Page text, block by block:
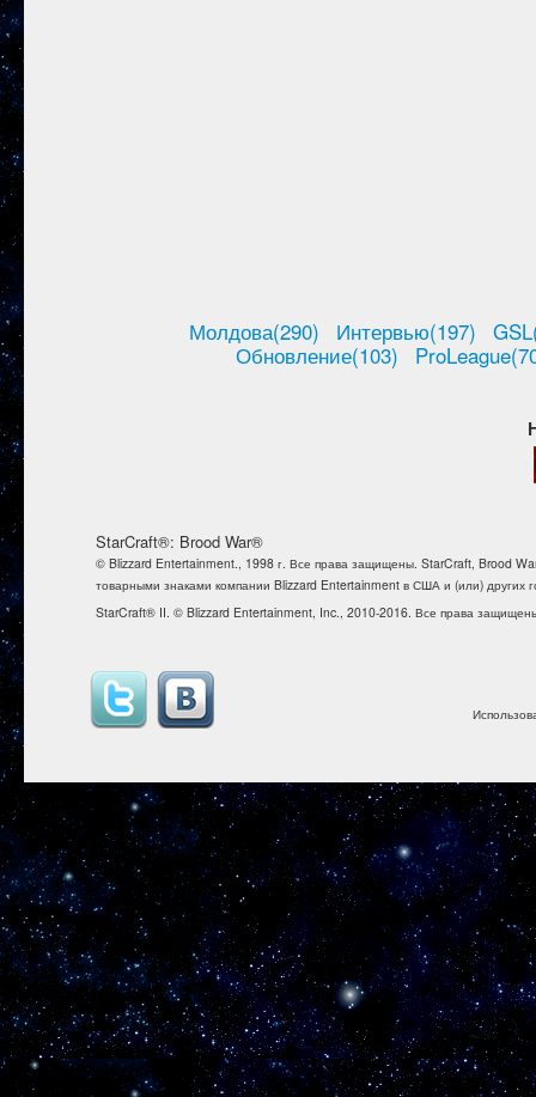
Молдова(290) Интервью(197)
Обновление(103)
StarCraft®: Brood War®
© Blizzard Entertainment., 1998 г. Все права защищены. StarCraft, Brood
товарными знаками компании Blizzard Entertainment в США и (или) других
StarCraft® II. © Blizzard Entertainment, Inc., 2010-2016. Все права